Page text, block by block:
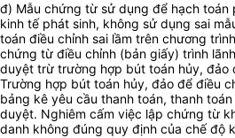
đ) Mẫu chứng từ sử dụng để hạch toán
kinh tế phát sinh, không sử dụng sai
toán điều chỉnh sai lầm trên chương
chứng từ điều chỉnh (bản giấy) trình
duyệt trừ trường hợp bút toán hủy, đảo
Trường hợp bút toán hủy, đảo để điều
bảng kê yêu cầu thanh toán, thanh
duyệt. Nghiêm cấm việc lập chứng từ
danh không đúng quy định của chế độ